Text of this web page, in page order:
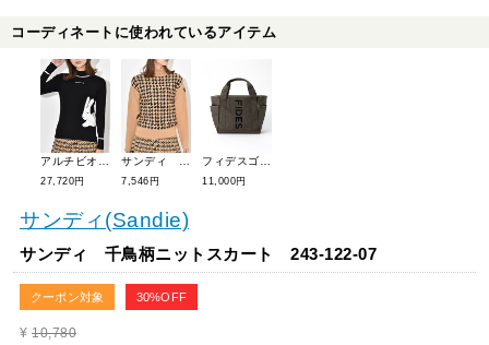
コーディネートに使われているアイテム
27,720円 7,546円 11,000円
サンディ(Sandie)
サンディ 千鳥柄ニットスカート 243-122-07
クーポン対象 30%OFF
¥ 10,780